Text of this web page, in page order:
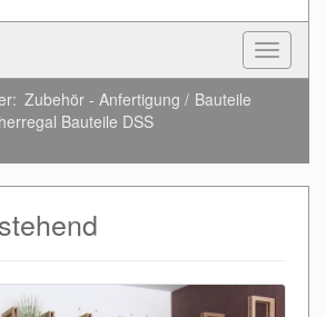
Toggle
Zubehör - Anfertigung
Bauteile
Bauteile DSS